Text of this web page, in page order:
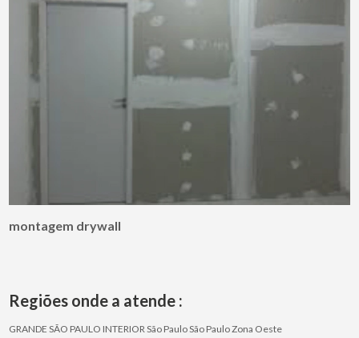
montagem drywall
Regiões onde a atende :
GRANDE SÃO PAULO INTERIOR São PauloSão PauloZona Oeste